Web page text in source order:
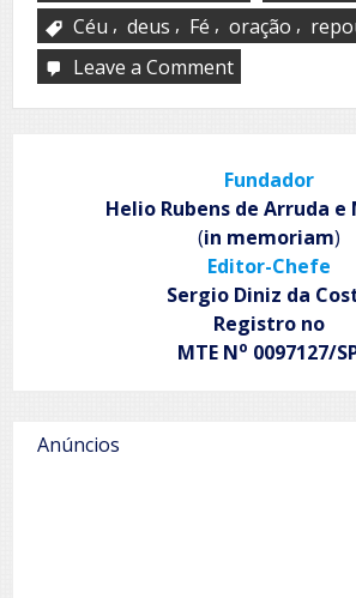
Céu , deus , Fé , oração ,
Leave a Commenton
oração
fé
Fundador
Helio Rubens de Arruda e
(in memoriam)
Editor-Chefe
Sergio Diniz da
Registro no
MTE No 0097127/
Anúncios